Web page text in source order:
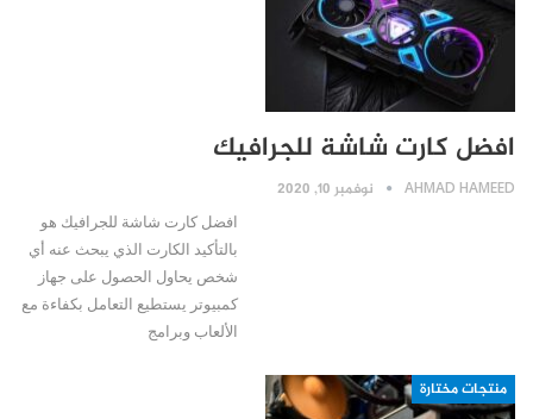
افضل كارت شاشة للجرافيك
AHMAD HAMEED نوفمبر 10, 2020
افضل كارت شاشة للجرافيك هو
بالتأكيد الكارت الذي يبحث عنه أي
شخص يحاول الحصول على جهاز
كمبيوتر يستطيع التعامل بكفاءة مع
الألعاب وبرامج
منتجات مختارة